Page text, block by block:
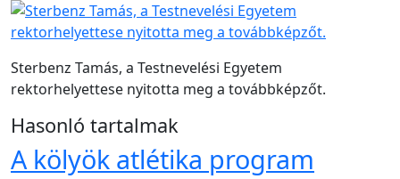
Sterbenz Tamás, a Testnevelési Egyetem
rektorhelyettese nyitotta meg a továbbképzőt.
Hasonló tartalmak
A kölyök atlétika program